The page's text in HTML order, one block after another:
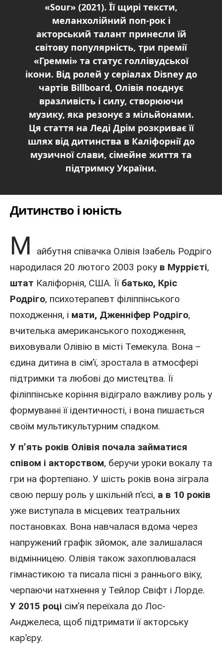
«Sour» (2021). Її щирі тексти,
меланхолійний поп-рок і
акторський талант принесли їй
світову популярність, три премії
«Греммі» та статус голлівудської
ікони. Від ролей у серіалах Disney до
чартів Billboard, Олівія поєднує
вразливість і силу, створюючи
музику, яка резонує з мільйонами.
Ця стаття на Леді Дрім розкриває її
шлях від дитинства в Каліфорнії до
музичної слави, сімейне життя та
підтримку України.
Дитинство і юність
М айбутня співачка Олівія Ізабель Родріго
народилася 20 лютого 2003 року в Муррієті,
штат Каліфорнія, США. Її батько, Кріс
Родріго, психотерапевт філіппінського
походження, і мати, Дженніфер Родріго,
вчителька американського походження,
виховували Олівію в місті Темекула. Вона –
єдина дитина в сім’ї, зростала в атмосфері
підтримки та любові до мистецтва. Її
філіппінське коріння відіграло важливу роль у
формуванні її ідентичності, і вона пишається
своїм мультикультурним спадком.
У п’ять років Олівія почала займатися
співом і акторством, беручи уроки вокалу та
гри на фортепіано. У шість років вона зіграла
свою першу роль у шкільній п’єсі, а в 10 років
уже виступала в місцевих театральних
постановках. Вона навчалася вдома через
напружений графік зйомок, але залишалася
відмінницею. Олівія також захоплювалася
гімнастикою та писала пісні з раннього віку,
черпаючи натхнення у Тейлор Свіфт і Лорде.
У 2015 році сім’я переїхала до Лос-
Анджелеса, щоб підтримати її акторську
кар’єру.